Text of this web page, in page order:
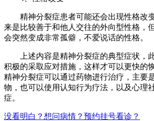
精神分裂症患者可能还会出现性格改
来是比较善于和他人交往的外向型性格，
会突然变成非常孤僻，不爱说话的性格。
上述内容是精神分裂症的典型症状，
积极的采取应对措施，这样才可以更快的
精神分裂症可以通过药物进行治疗，主要
物，也可以使用认知行为疗法，以及心理
症。
没看明白？想问病情？预约挂号看诊？